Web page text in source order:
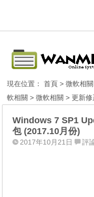
現在位置：首頁 >微軟相關
軟相關 >微軟相關 >更新
Windows 7 SP1
包 (2017.10月份)
2017年10月21日 評